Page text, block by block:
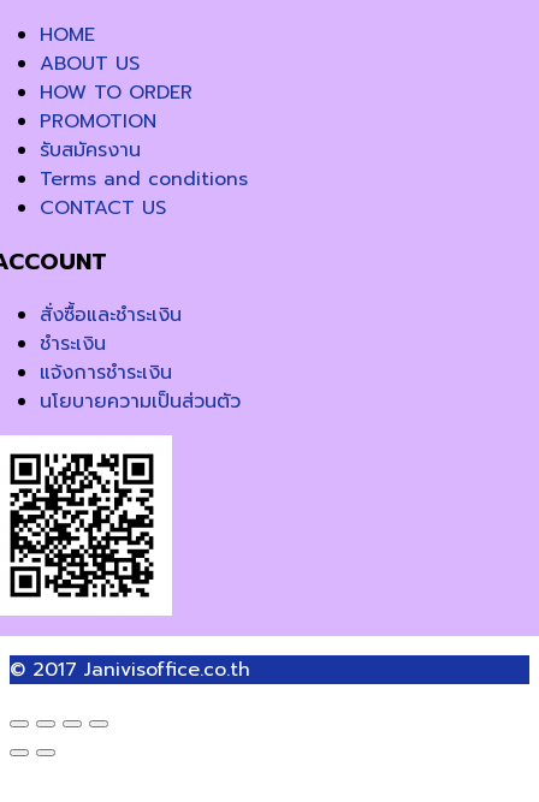
HOME
ABOUT US
HOW TO ORDER
PROMOTION
รับสมัครงาน
Terms and conditions
CONTACT US
สั่งซื้อและชำระเงิน
ชำระเงิน
แจ้งการชำระเงิน
นโยบายความเป็นส่วนตัว
© 2017 Janivisoffice.co.th